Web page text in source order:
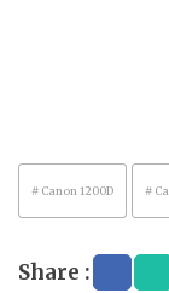
# Canon 1200D #
Share :